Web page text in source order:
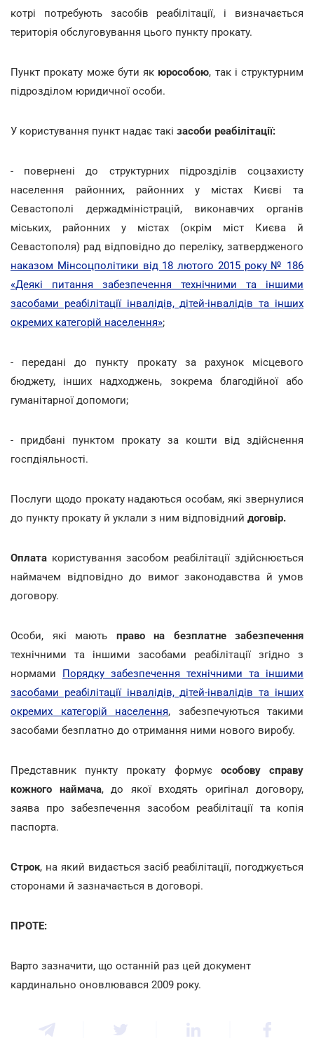
котрі потребують засобів реабілітації, і визначається
територія обслуговування цього пункту прокату.
Пункт прокату може бути як юрособою, так і структурним
підрозділом юридичної особи.
У користування пункт надає такі засоби реабілітації:
- повернені до структурних підрозділів соцзахисту
населення районних, районних у містах Києві та
Севастополі держадміністрацій, виконавчих органів
міських, районних у містах (окрім міст Києва й
Севастополя) рад відповідно до переліку, затвердженого
наказом Мінсоцполітики від 18 лютого 2015 року № 186
«Деякі питання забезпечення технічними та іншими
засобами реабілітації інвалідів, дітей-інвалідів та інших
окремих категорій населення»;
- передані до пункту прокату за рахунок місцевого
бюджету, інших надходжень, зокрема благодійної або
гуманітарної допомоги;
- придбані пунктом прокату за кошти від здійснення
госпдіяльності.
Послуги щодо прокату надаються особам, які звернулися
до пункту прокату й уклали з ним відповідний договір.
Оплата користування засобом реабілітації здійснюється
наймачем відповідно до вимог законодавства й умов
договору.
Особи, які мають право на безплатне забезпечення
технічними та іншими засобами реабілітації згідно з
нормами Порядку забезпечення технічними та іншими
засобами реабілітації інвалідів, дітей-інвалідів та інших
окремих категорій населення, забезпечуються такими
засобами безплатно до отримання ними нового виробу.
Представник пункту прокату формує особову справу
кожного наймача, до якої входять оригінал договору,
заява про забезпечення засобом реабілітації та копія
паспорта.
Строк, на який видається засіб реабілітації, погоджується
сторонами й зазначається в договорі.
ПРОТЕ:
Варто зазначити, що останній раз цей документ
кардинально оновлювався 2009 року.